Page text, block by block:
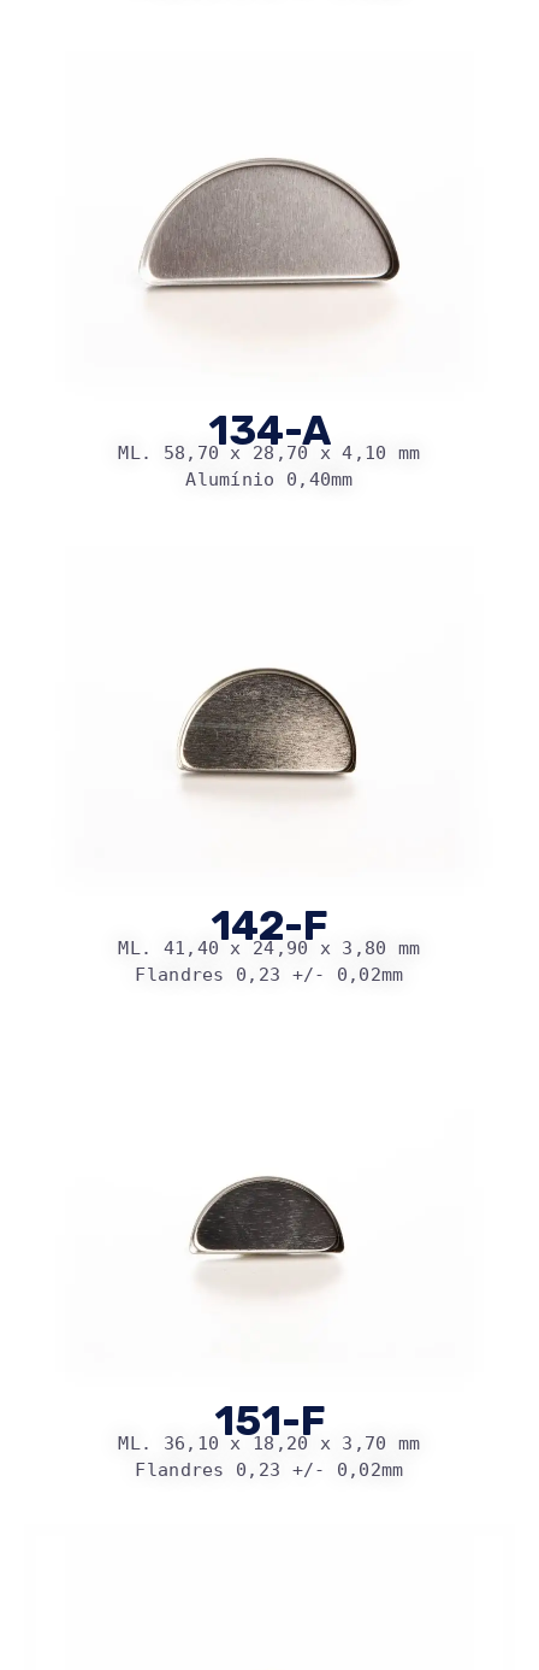
134-A
ML. 58,70 x 28,70 x 4,10 mm
Alumínio 0,40mm
142-F
ML. 41,40 x 24,90 x 3,80 mm
Flandres 0,23 +/- 0,02mm
151-F
ML. 36,10 x 18,20 x 3,70 mm
Flandres 0,23 +/- 0,02mm